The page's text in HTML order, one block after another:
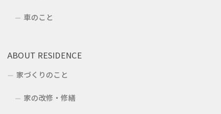
車のこと
ABOUT RESIDENCE
家づくりのこと
家の改修・修繕